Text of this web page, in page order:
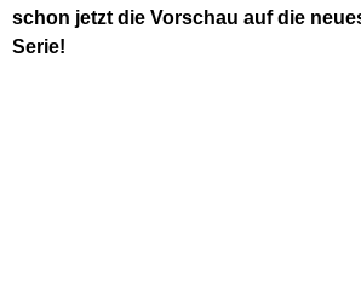
schon jetzt die Vorschau auf die
Serie!